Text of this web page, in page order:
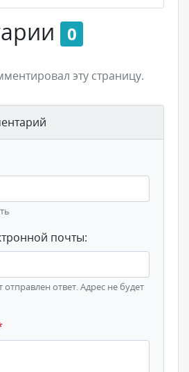
0
эту страницу.
почты:
отправлен ответ. Адрес не будет